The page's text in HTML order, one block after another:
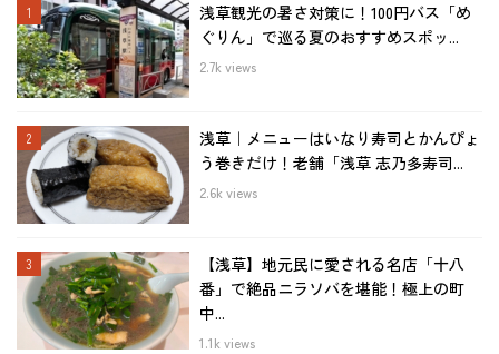
浅草観光の暑さ対策に！100円バス「め
ぐりん」で巡る夏のおすすめスポッ...
2.7k views
浅草｜メニューはいなり寿司とかんぴょ
う巻きだけ！老舗「浅草 志乃多寿司...
2.6k views
【浅草】地元民に愛される名店「十八
番」で絶品ニラソバを堪能！極上の町
中...
1.1k views